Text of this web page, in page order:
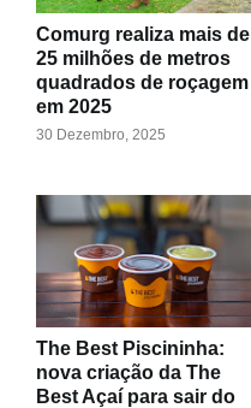
Comurg realiza mais de
25 milhões de metros
quadrados de roçagem
em 2025
30 Dezembro, 2025
The Best Piscininha:
nova criação da The
Best Açaí para sair do